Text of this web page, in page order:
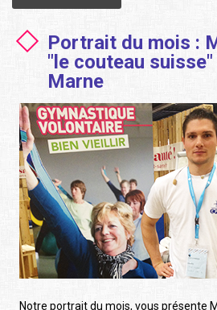
Portrait du mois :
"le couteau
Marne
Notre portrait du mois, vous présente